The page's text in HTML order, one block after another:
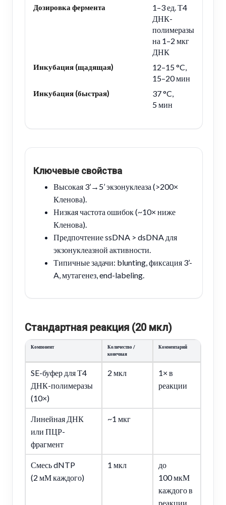
Дозировка фермента
1–3 ед. Т4
ДНК-
полимеразы
на 1–2 мкг
ДНК
Инкубация (щадящая)
12–15 °C,
15–20 мин
Инкубация (быстрая)
37 °C,
5 мин
Ключевые свойства
Высокая 3’→5’ экзонуклеаза (>200×
Кленова).
Низкая частота ошибок (~10× ниже
Кленова).
Предпочтение ssDNA > dsDNA для
экзонуклеазной активности.
Типичные задачи: blunting, фиксация 3’-
A, мутагенез, end-labeling.
Стандартная реакция (20 мкл)
Компонент
Количество /
конечная
Комментарий
SE-буфер для Т4
ДНК-полимеразы
(10×)
2 мкл
1× в
реакции
Линейная ДНК
или ПЦР-
фрагмент
~1 мкг
Смесь dNTP
(2 мМ каждого)
1 мкл
до
100 мкМ
каждого в
реакции